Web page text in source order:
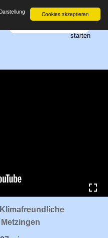
Cookies akzeptieren